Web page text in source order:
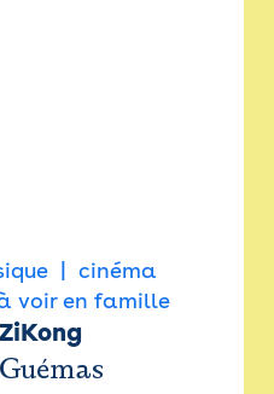
cinéma
voir en famille